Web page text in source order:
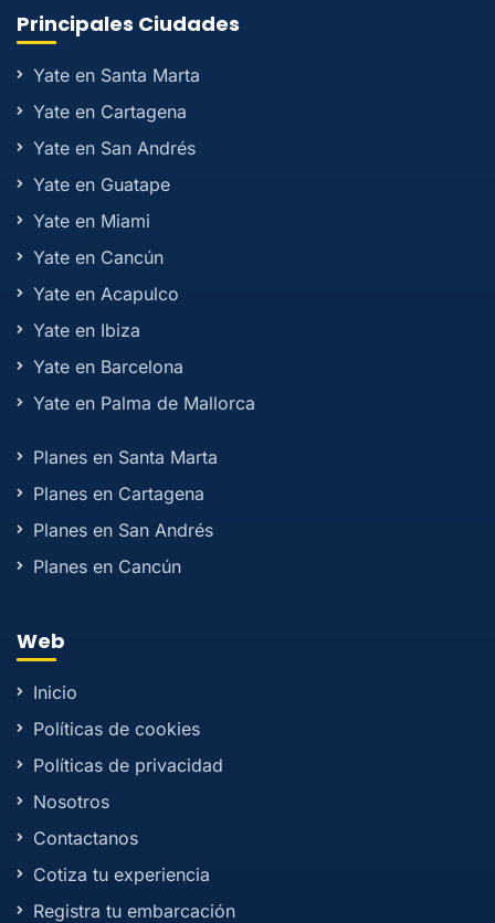
Principales Ciudades
Yate en Santa Marta
Yate en Cartagena
Yate en San Andrés
Yate en Guatape
Yate en Miami
Yate en Cancún
Yate en Acapulco
Yate en Ibiza
Yate en Barcelona
Yate en Palma de Mallorca
Planes en Santa Marta
Planes en Cartagena
Planes en San Andrés
Planes en Cancún
Web
Inicio
Políticas de cookies
Políticas de privacidad
Nosotros
Contactanos
Cotiza tu experiencia
Registra tu embarcación